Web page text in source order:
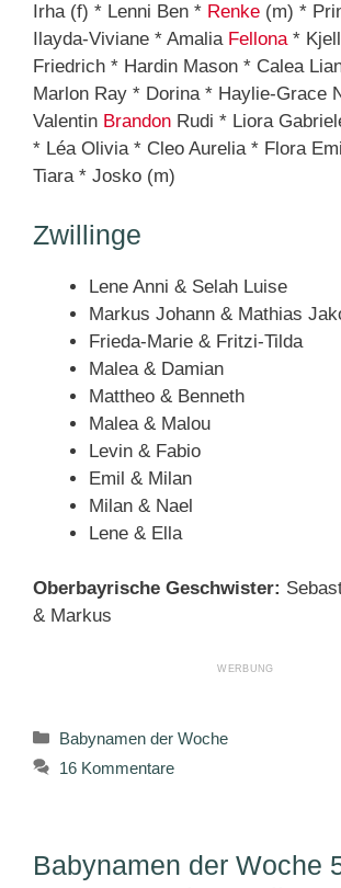
Irha (f) * Lenni Ben * Renke (m) *
Ilayda-Viviane * Amalia Fellona*
Friedrich * Hardin Mason * Calea
Marlon Ray * Dorina * Haylie-Grace
Valentin Brandon Rudi * Liora
* Léa Olivia * Cleo Aurelia * Flora
Tiara * Josko (m)
Zwillinge
Lene Anni & Selah Luise
Markus Johann & Mathias
Frieda-Marie & Fritzi-Tilda
Malea & Damian
Mattheo & Benneth
Malea & Malou
Levin & Fabio
Emil & Milan
Milan & Nael
Lene & Ella
Oberbayrische Geschwister:
& Markus
Kategorien
Babynamen der Woche
16 Kommentare
Babynamen der Woche